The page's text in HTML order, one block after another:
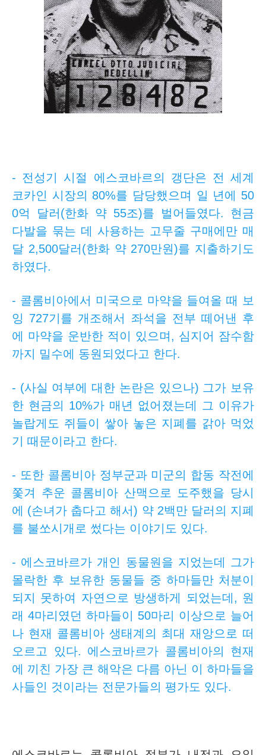
- 전성기 시절 에스코바르의 갱단은 전 세계
코카인 시장의 80%를 담당했으며 일 년에 50
0억 달러(한화 약 55조)를 벌어들였다. 현금
다발을 묶는 데 사용하는 고무줄 구매에만 매
달 2,500달러(한화 약 270만원)를 지출하기도
하였다.
- 콜롬비아에서 미국으로 마약을 들여올 때 보
잉 727기를 개조해서 좌석을 전부 떼어낸 후
에 마약을 운반한 적이 있으며, 심지어 잠수함
까지 밀수에 동원되었다고 한다.
- (사실 여부에 대한 논란은 있으나) 그가 보유
한 현금의 10%가 매년 없어졌는데 그 이유가
놀랍게도 쥐들이 쌓아 놓은 지폐를 갉아 먹었
기 때문이라고 한다.
- 또한 콜롬비아 정부군과 미군의 합동 작전에
쫓겨 추운 콜롬비아 산맥으로 도주했을 당시
에 (손녀가 춥다고 해서) 약 2백만 달러의 지폐
를 불쏘시개로 썼다는 이야기도 있다.
- 에스코바르가 개인 동물원을 지었는데 그가
몰락한 후 보유한 동물들 중 하마들만 처분이
되지 못하여 자연으로 방생하게 되었는데, 원
래 4마리였던 하마들이 50마리 이상으로 늘어
나 현재 콜롬비아 생태계의 최대 재앙으로 떠
오르고 있다. 에스코바르가 콜롬비아의 현재
에 끼친 가장 큰 해악은 다름 아닌 이 하마들을
사들인 것이라는 전문가들의 평가도 있다.